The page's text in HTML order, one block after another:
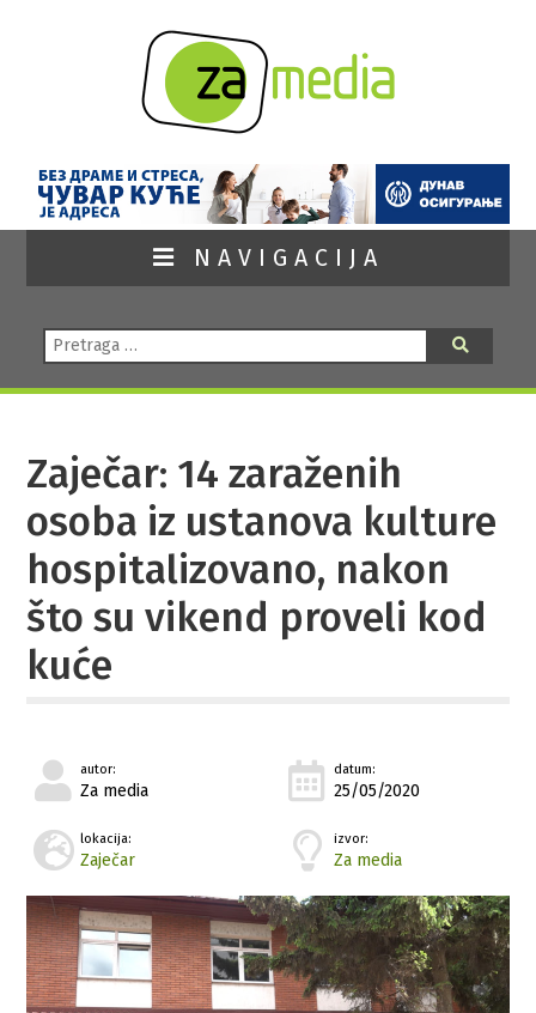
NAVIGACIJA
Pretraga:
Zaječar: 14 zaraženih
osoba iz ustanova kulture
hospitalizovano, nakon
što su vikend proveli kod
kuće
autor:
Za media
datum:
25/05/2020
lokacija:
Zaječar
izvor:
Za media